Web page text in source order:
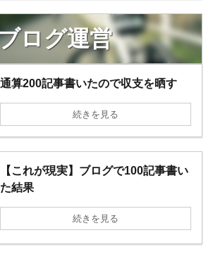
ログ運営
通算200記事書いたので収支を晒す
続きを見る
【これが現実】ブログで100記事書い
た結果
続きを見る